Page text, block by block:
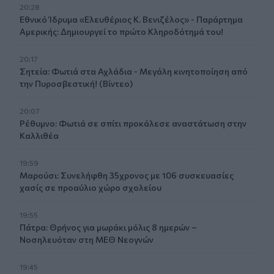
20:28
Εθνικό Ίδρυμα «Ελευθέριος Κ. Βενιζέλος» - Παράρτημα
Αμερικής: Δημιουργεί το πρώτο Κληροδότημά του!
20:17
Σητεία: Φωτιά στα Αχλάδια - Μεγάλη κινητοποίηση από
την Πυροσβεστική! (Βίντεο)
20:07
Ρέθυμνο: Φωτιά σε σπίτι προκάλεσε αναστάτωση στην
Καλλιθέα
19:59
Μαρούσι: Συνελήφθη 35χρονος με 106 συσκευασίες
χασίς σε προαύλιο χώρο σχολείου
19:55
Πάτρα: Θρήνος για μωράκι μόλις 8 ημερών –
Νοσηλευόταν στη ΜΕΘ Νεογνών
19:45